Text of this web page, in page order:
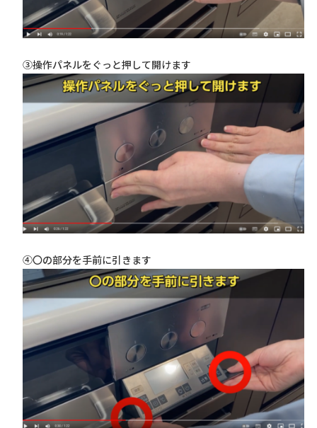
③操作パネルをぐっと押して開けます
④〇の部分を手前に引きます